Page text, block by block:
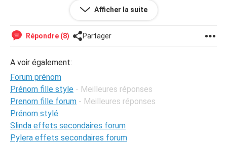
Merci d'avance pour vos réponses.
Afficher la suite
Répondre (8) Partager
A voir également:
Forum prénom
Prénom fille style - Meilleures réponses
Prenom fille forum - Meilleures réponses
Prénom stylé
Slinda effets secondaires forum
Pylera effets secondaires forum